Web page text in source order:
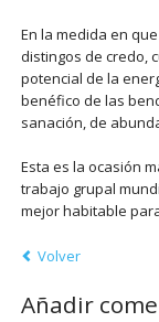
En la medida en
distingos de credo,
potencial de la
benéfico de las
sanación, de
Esta es la ocasión
trabajo grupal
mejor habitable
Volver
Añadir